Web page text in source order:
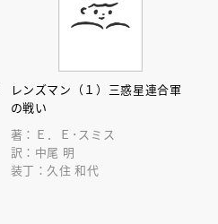
レンズマン（１）三惑星連合軍
の戦い
著：Ｅ．Ｅ･スミス
訳：中尾 明
装丁：久住 和代